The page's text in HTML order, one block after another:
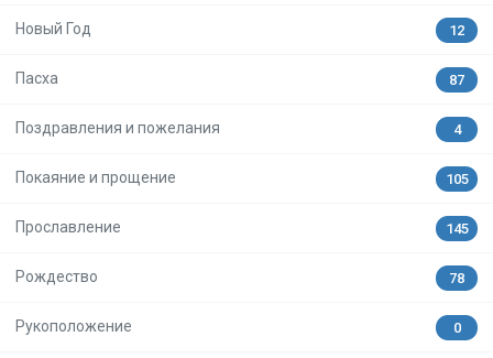
Новый Год 12
Пасха 87
Поздравления и пожелания 4
Покаяние и прощение 105
Прославление 145
Рождество 78
Рукоположение 0